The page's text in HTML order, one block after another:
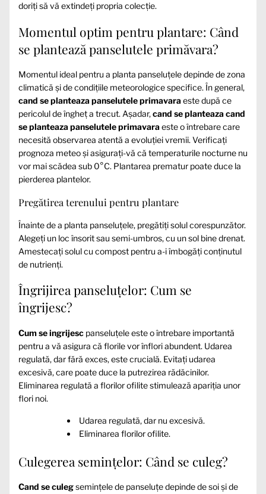
doriți să vă extindeți propria colecție.
Momentul optim pentru plantare: Când
se plantează panselutele primăvara?
Momentul ideal pentru a planta panseluțele depinde de zona
climatică și de condițiile meteorologice specifice. În general,
cand se planteaza panselutele primavaraeste după ce
pericolul de îngheț a trecut. Așadar,cand se planteaza cand
se planteaza panselutele primavaraeste o întrebare care
necesită observarea atentă a evoluției vremii. Verificați
prognoza meteo și asigurați-vă că temperaturile nocturne nu
vor mai scădea sub 0°C. Plantarea prematur poate duce la
pierderea plantelor.
Pregătirea terenului pentru plantare
Înainte de a planta panseluțele, pregătiți solul corespunzător.
Alegeți un loc însorit sau semi-umbros, cu un sol bine drenat.
Amestecați solul cu compost pentru a-i îmbogăți conținutul
de nutrienți.
Îngrijirea panseluțelor: Cum se
îngrijesc?
Cum se ingrijesc panseluțele este o întrebare importantă
pentru a vă asigura că florile vor înflori abundent. Udarea
regulată, dar fără exces, este crucială. Evitați udarea
excesivă, care poate duce la putrezirea rădăcinilor.
Eliminarea regulată a florilor ofilite stimulează apariția unor
flori noi.
Udarea regulată, dar nu excesivă.
Eliminarea florilor ofilite.
Culegerea semințelor: Când se culeg?
Cand se culegsemințele de panseluțe depinde de soi și de